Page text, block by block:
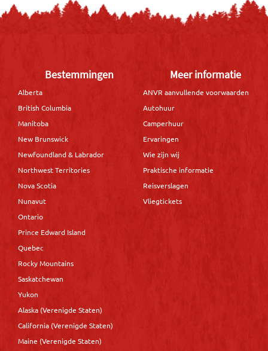
Bestemmingen
Alberta
British Columbia
Manitoba
New Brunswick
Newfoundland & Labrador
Northwest Territories
Nova Scotia
Nunavut
Ontario
Prince Edward Island
Quebec
Rocky Mountains
Saskatchewan
Yukon
Alaska (Verenigde Staten)
California (Verenigde Staten)
Maine (Verenigde Staten)
Meer informatie
ANVR aanvullende voorwaarden
Autohuur
Camperhuur
Ervaringen
Wie zijn wij
Praktische informatie
Reisverslagen
Vliegtickets